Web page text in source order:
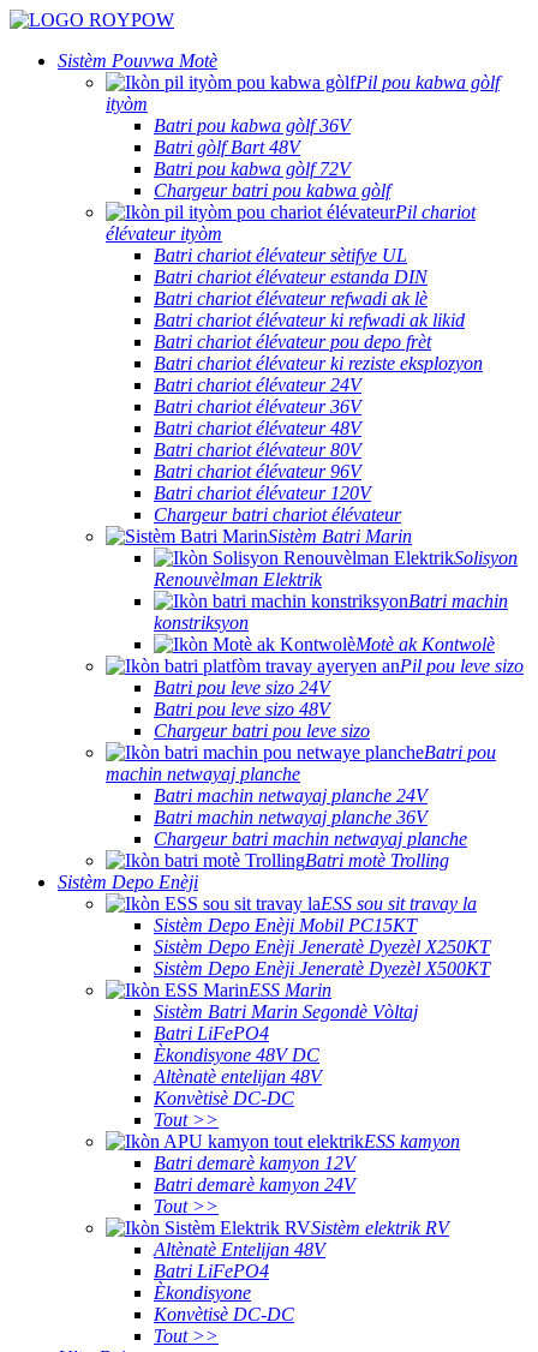
Sistèm Pouvwa Motè
Pil pou kabwa gòlf
ityòm
Batri pou kabwa gòlf 36V
Batri gòlf Bart 48V
Batri pou kabwa gòlf 72V
Chargeur batri pou kabwa gòlf
Pil chariot
élévateur ityòm
Batri chariot élévateur sètifye UL
Batri chariot élévateur estanda DIN
Batri chariot élévateur refwadi ak lè
Batri chariot élévateur ki refwadi ak likid
Batri chariot élévateur pou depo frèt
Batri chariot élévateur ki reziste eksplozyon
Batri chariot élévateur 24V
Batri chariot élévateur 36V
Batri chariot élévateur 48V
Batri chariot élévateur 80V
Batri chariot élévateur 96V
Batri chariot élévateur 120V
Chargeur batri chariot élévateur
Sistèm Batri Marin
Solisyon
Renouvèlman Elektrik
Batri machin
konstriksyon
Motè ak Kontwolè
Pil pou leve sizo
Batri pou leve sizo 24V
Batri pou leve sizo 48V
Chargeur batri pou leve sizo
Batri pou
machin netwayaj planche
Batri machin netwayaj planche 24V
Batri machin netwayaj planche 36V
Chargeur batri machin netwayaj planche
Batri motè Trolling
Sistèm Depo Enèji
ESS sou sit travay la
Sistèm Depo Enèji Mobil PC15KT
Sistèm Depo Enèji Jeneratè Dyezèl X250KT
Sistèm Depo Enèji Jeneratè Dyezèl X500KT
ESS Marin
Sistèm Batri Marin Segondè Vòltaj
Batri LiFePO4
Èkondisyone 48V DC
Altènatè entelijan 48V
Konvètisè DC-DC
Tout >>
ESS kamyon
Batri demarè kamyon 12V
Batri demarè kamyon 24V
Tout >>
Sistèm elektrik RV
Altènatè Entelijan 48V
Batri LiFePO4
Èkondisyone
Konvètisè DC-DC
Tout >>